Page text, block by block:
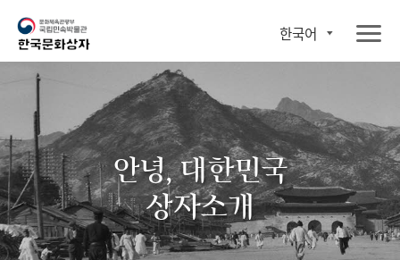
한국어
안녕, 대한민국
상자소개